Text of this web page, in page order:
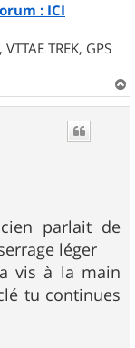
: ICI
TREK, GPS
a
parlait de
léger
vis à la main
tu continues